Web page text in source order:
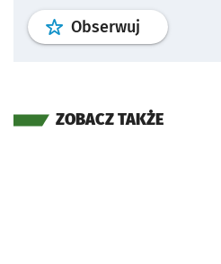
Obserwuj profil
ZOBACZ TAKŻE